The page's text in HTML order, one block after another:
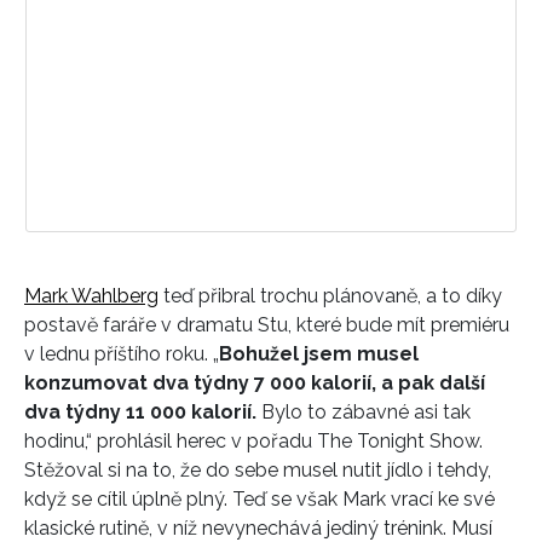
Mark Wahlberg teď přibral trochu plánovaně, a to díky
postavě faráře v dramatu Stu, které bude mít premiéru
v lednu příštího roku. „ Bohužel jsem musel
konzumovat dva týdny 7 000 kalorií, a pak další
dva týdny 11 000 kalorií. Bylo to zábavné asi tak
hodinu,“ prohlásil herec v pořadu The Tonight Show.
Stěžoval si na to, že do sebe musel nutit jídlo i tehdy,
když se cítil úplně plný. Teď se však Mark vrací ke své
klasické rutině, v níž nevynechává jediný trénink. Musí